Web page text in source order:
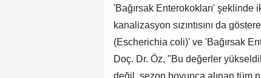
'Bağırsak Enterokokları' şeklinde
kanalizasyon sızıntısını da
(Escherichia coli)' ve 'Bağırsak
Doç. Dr. Öz, "Bu değerler